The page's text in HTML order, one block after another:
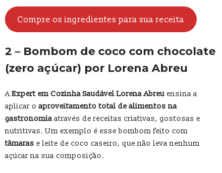
Compre os ingredientes para sua receita
2 – Bombom de coco com chocolate
(zero açúcar) por Lorena Abreu
AExpert em Cozinha Saudável Lorena Abreu ensina a
aplicar oaproveitamento total de alimentos na
gastronomiaatravés de receitas criativas, gostosas e
nutritivas. Um exemplo é esse bombom feito com
tâmaras e leite de coco caseiro, que não leva nenhum
açúcar na sua composição.